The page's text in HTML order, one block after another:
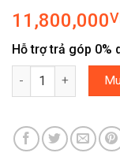
11,800,000
Hỗ trợ trả góp 0%
Điều hòa Funiki 2